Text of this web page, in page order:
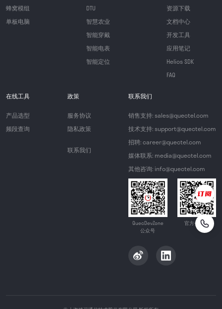
蜂窝模组
单板电脑
DTU
智慧农业
智能穿戴
智能电表
智能定位
资源下载
文档中心
开发工具
应用笔记
Helios SDK
FAQ
在线工具
产品选型
频段查询
政策
服务协议
隐私政策
联系我们
联系我们
销售支持: sales@quectel.com
技术支持: support@quectel.com
招聘: career@quectel.com
媒体联系: media@quectel.com
其他咨询: info@quectel.com
QuecDevZone
公众号
官方公众号